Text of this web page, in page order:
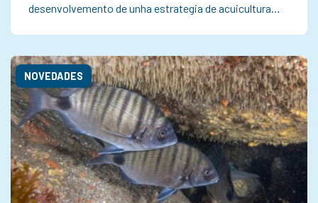
desenvolvemento de unha estrategia de acuicultura…
NOVEDADES